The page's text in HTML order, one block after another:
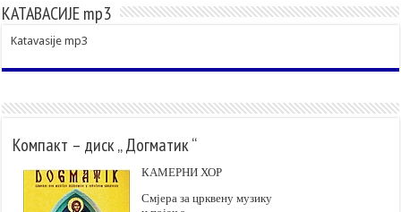
КАТАВАСИЈЕ mp3
Katavasije mp3
Компакт – диск „ Догматик “
КАМЕРНИ ХОР
Смјера за црквену музику